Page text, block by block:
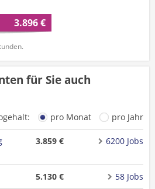
3.896 €
für Sie auch
pro Monat pro Jahr
3.859 € 6200 Jobs
5.130 € 58 Jobs